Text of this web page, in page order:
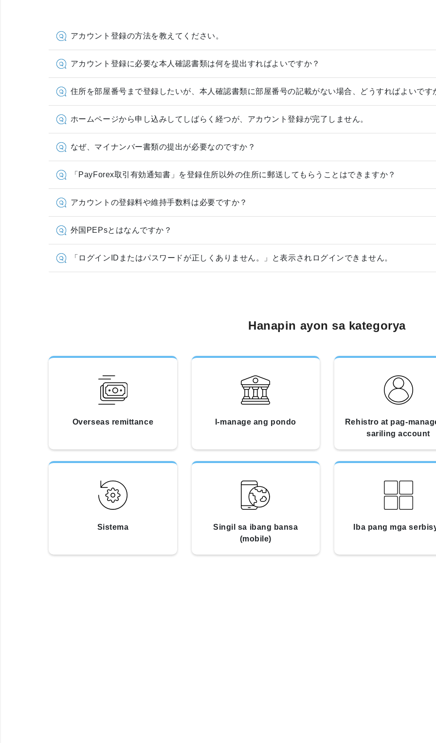
アカウント登録の方法を教えてください。
アカウント登録に必要な本人確認書類は何を提出すればよいですか？
住所を部屋番号まで登録したいが、本人確認書類に部屋番号の記載がない場合、どうすればよいです
ホームページから申し込みしてしばらく経つが、アカウント登録が完了しません。
なぜ、マイナンバー書類の提出が必要なのですか？
「PayForex取引有効通知書」を登録住所以外の住所に郵送してもらうことはできますか？
アカウントの登録料や維持手数料は必要ですか？
外国PEPsとはなんですか？
「ログインIDまたはパスワードが正しくありません。」と表示されログインできません。
Hanapin ayon sa kategorya
Overseas remittance I-manage ang pondo
Rehistro at pag-
sariling account
Sistema
Singil sa ibang bansa
(mobile)
Iba pang mga